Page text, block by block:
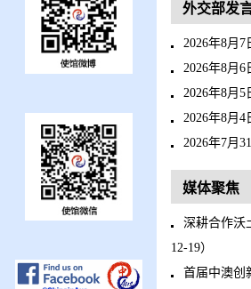
外交部发
2026年8月
2026年8月
2026年8月
2026年8月
2026年7月
媒体聚焦
深耕合作沃
12-19）
首届中澳创